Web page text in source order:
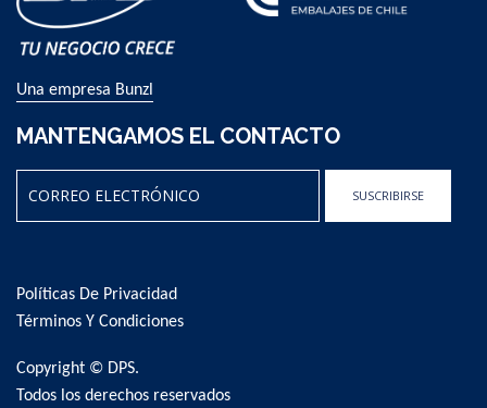
Una empresa Bunzl
MANTENGAMOS EL CONTACTO
Our
Newsletter:
SUSCRIBIRSE
Políticas De Privacidad
Términos Y Condiciones
Copyright © DPS.
Todos los derechos reservados